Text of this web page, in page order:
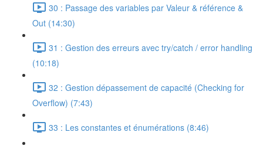
30 : Passage des variables par Valeur & référence &
Out (14:30)
31 : Gestion des erreurs avec try/catch / error handling
(10:18)
32 : Gestion dépassement de capacité (Checking for
Overflow) (7:43)
33 : Les constantes et énumérations (8:46)